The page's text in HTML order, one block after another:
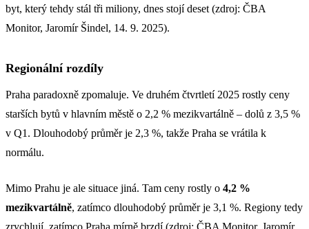
byt, který tehdy stál tři miliony, dnes stojí deset (zdroj: ČBA
Monitor, Jaromír Šindel, 14. 9. 2025).
Regionální rozdíly
Praha paradoxně zpomaluje. Ve druhém čtvrtletí 2025 rostly ceny
starších bytů v hlavním městě o 2,2 % mezikvartálně – dolů z 3,5 %
v Q1. Dlouhodobý průměr je 2,3 %, takže Praha se vrátila k
normálu.
Mimo Prahu je ale situace jiná. Tam ceny rostly o 4,2 %
mezikvartálně, zatímco dlouhodobý průměr je 3,1 %. Regiony tedy
zrychlují, zatímco Praha mírně brzdí (zdroj: ČBA Monitor, Jaromír